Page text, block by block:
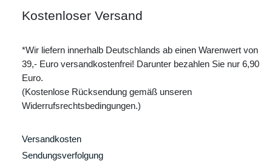
Kostenloser Versand
*Wir liefern innerhalb Deutschlands ab einen Warenwert von
39,- Euro versandkostenfrei! Darunter bezahlen Sie nur 6,90
Euro.
(Kostenlose Rücksendung gemäß unseren
Widerrufsrechtsbedingungen.)
Versandkosten
Sendungsverfolgung